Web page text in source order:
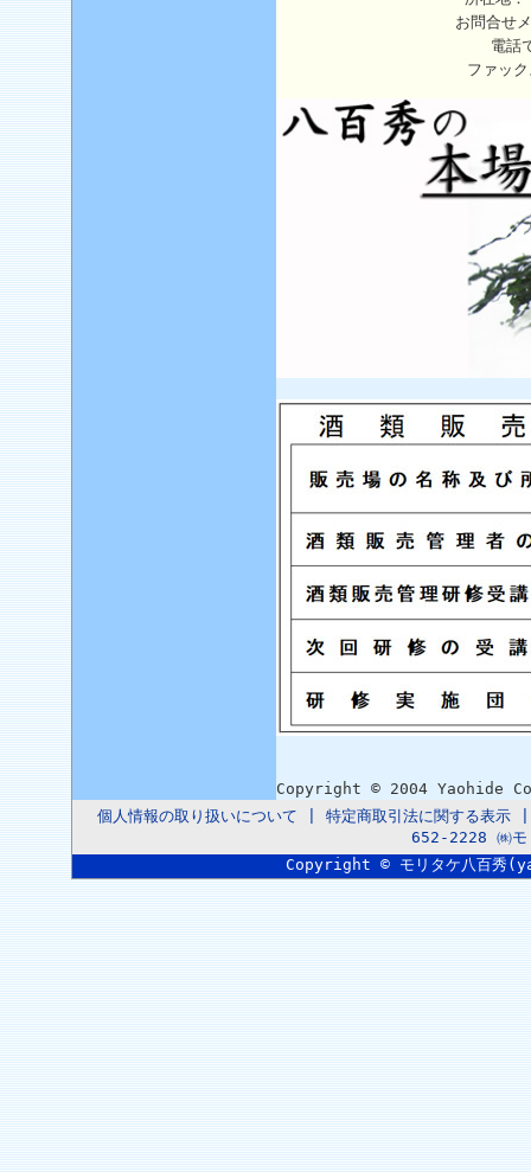
お問合せ
電話
ファッ
Copyright © 2004 Yaohide
個人情報の取り扱いについて
特定商取引法に関する表示
652-2228 ㈱モ
Copyright © モリタケ八百